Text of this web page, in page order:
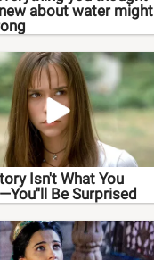
about water might
Isn't What You
Be Surprised